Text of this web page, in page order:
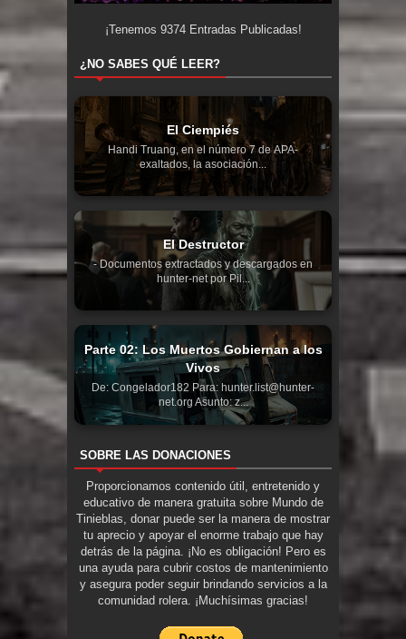
¡Tenemos 9374Entradas Publicadas!
¿NO SABES QUÉ LEER?
El Ciempiés
Handi Truang, en el número 7 de APA-
exaltados, la asociación...
El Destructor
- Documentos extractados y descargados en
hunter-net por Pil...
Parte 02: Los Muertos Gobiernan a los
Vivos
De: Congelador182 Para: hunter.list@hunter-
net.org Asunto: z...
SOBRE LAS DONACIONES
Proporcionamos contenido útil, entretenido y
educativo de manera gratuita sobre Mundo de
Tinieblas, donar puede ser la manera de mostrar
tu aprecio y apoyar el enorme trabajo que hay
detrás de la página. ¡No es obligación! Pero es
una ayuda para cubrir costos de mantenimiento
y asegura poder seguir brindando servicios a la
comunidad rolera. ¡Muchísimas gracias!